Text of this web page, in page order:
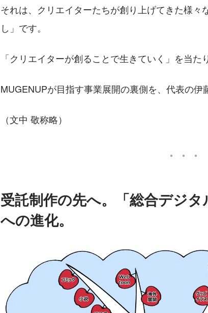
それは、クリエイターたちが創り上げてきた様々
し」です。
「クリエイターが創ることで生きていく」を当た
MUGENUPが目指す事業展開の裏側を、代表の伊
（文中 敬称略）
受託制作の先へ。「総合デジタ
への進化。